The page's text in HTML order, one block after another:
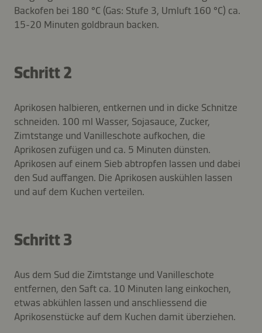
Backofen bei 180 °C (Gas: Stufe 3, Umluft 160 °C) ca.
15-20 Minuten goldbraun backen.
Schritt 2
Aprikosen halbieren, entkernen und in dicke Schnitze
schneiden. 100 ml Wasser, Sojasauce, Zucker,
Zimtstange und Vanilleschote aufkochen, die
Aprikosen zufügen und ca. 5 Minuten dünsten.
Aprikosen auf einem Sieb abtropfen lassen und dabei
den Sud auffangen. Die Aprikosen auskühlen lassen
und auf dem Kuchen verteilen.
Schritt 3
Aus dem Sud die Zimtstange und Vanilleschote
entfernen, den Saft ca. 10 Minuten lang einkochen,
etwas abkühlen lassen und anschliessend die
Aprikosenstücke auf dem Kuchen damit überziehen.